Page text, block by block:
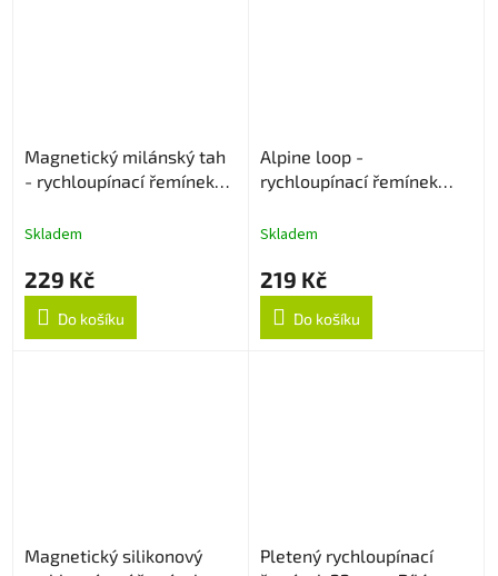
Magnetický milánský tah
- rychloupínací řemínek
Skladem
229 Kč
Do košíku
Alpine loop -
rychloupínací řemínek
Skladem
219 Kč
Do košíku
Magnetický silikonový
Pletený rychloupínací